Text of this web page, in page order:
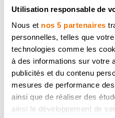
Utilisation responsable de
Nous et nos 5 partenaires
personnelles, telles que
technologies comme les
à des informations sur votre
publicités et du contenu
mesures de performance
ainsi que de réaliser des
ainsi le développement de